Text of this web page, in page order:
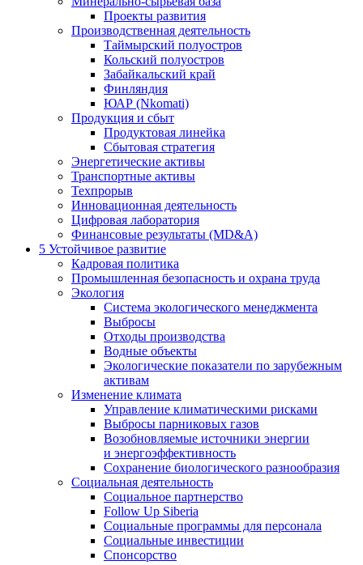
Проекты развития
Производственная деятельность
Таймырский полуостров
Кольский полуостров
Забайкальский край
Финляндия
ЮАР (Nkomati)
Продукция и сбыт
Продуктовая линейка
Сбытовая стратегия
Энергетические активы
Транспортные активы
Техпрорыв
Инновационная деятельность
Цифровая лаборатория
Финансовые результаты (MD&A)
5 Устойчивое развитие
Кадровая политика
Промышленная безопасность и охрана труда
Экология
Система экологического менеджмента
Выбросы
Отходы производства
Водные объекты
Экологические показатели по зарубежным
активам
Изменение климата
Управление климатическими рисками
Выбросы парниковых газов
Возобновляемые источники энергии
и энергоэффективность
Сохранение биологического разнообразия
Социальная деятельность
Социальное партнерство
Follow Up Siberia
Социальные программы для персонала
Социальные инвестиции
Спонсорство